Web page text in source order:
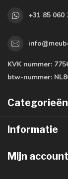
+31 85 060
KVK nummer:
btw-nummer:
Categorieën
Informatie
Mijn account